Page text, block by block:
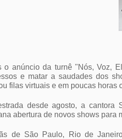
o anúncio da turnê "Nós, Voz,
e matar a saudades dos
filas virtuais e em poucas
desde agosto, a cantora
abertura de novos shows para
de São Paulo, Rio de